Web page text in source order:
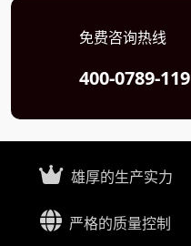
免费咨询热线
400-0789-119
雄厚的生产实力
严格的质量控制